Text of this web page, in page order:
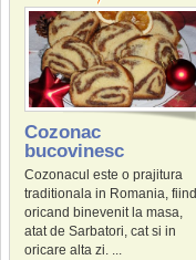
Cozonac
bucovinesc
Cozonacul este o prajitura
traditionala in Romania, fiind
oricand binevenit la masa,
atat de Sarbatori, cat si in
oricare alta zi. ...